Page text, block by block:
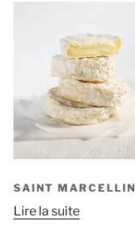
SAINT MARCELLIN
Lire la suite